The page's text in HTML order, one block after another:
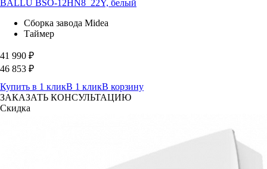
BALLU BSO-12HN8_22Y, белый
Сборка завода Midea
Таймер
41 990 ₽
46 853 ₽
Купить в 1 кликВ 1 кликВ корзину
ЗАКАЗАТЬ КОНСУЛЬТАЦИЮ
Скидка